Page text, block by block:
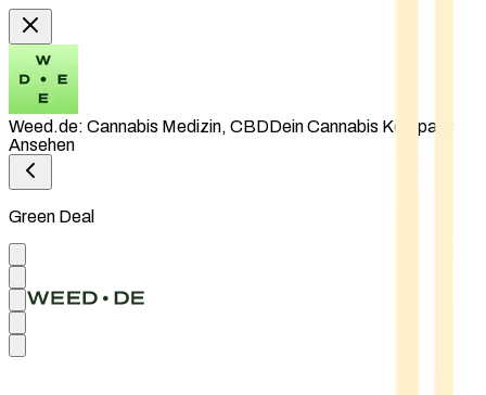
Weed.de: Cannabis Medizin, CBDDein Cannabis Kompass
Ansehen
Green Deal